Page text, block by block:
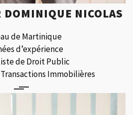
DOMINIQUE NICOLAS
de Martinique
d’expérience
de Droit Public
Immobilières